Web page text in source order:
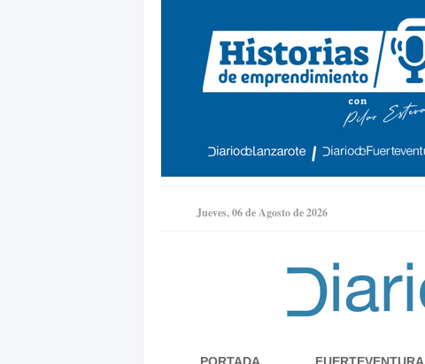
Jueves, 06 de Agosto de 2026